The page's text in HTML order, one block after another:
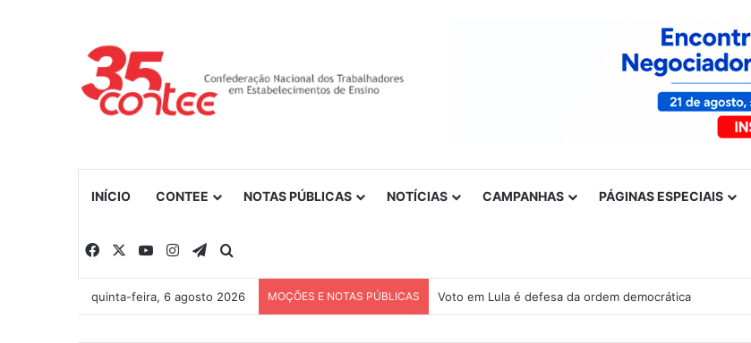
INÍCIO CONTEE NOTAS PÚBLICAS NOTÍCIAS CAMPANHAS PÁGINAS ESPECIAIS
Facebook YouTubeInstagramTelegram
quinta-feira, 6 agosto 2026 MOÇÕES E NOTAS PÚBLICAS Voto em Lula é defesa da ordem democrática